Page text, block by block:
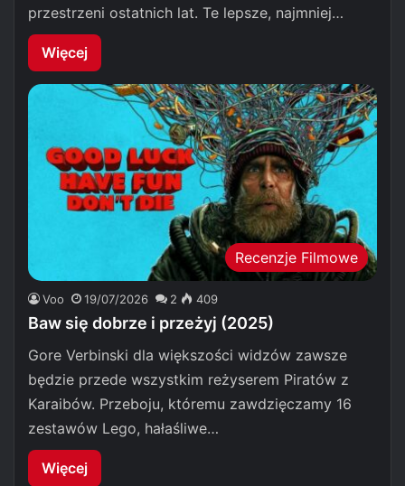
przestrzeni ostatnich lat. Te lepsze, najmniej…
Więcej
Recenzje Filmowe
Voo 19/07/2026 2 409
Baw się dobrze i przeżyj (2025)
Gore Verbinski dla większości widzów zawsze
będzie przede wszystkim reżyserem Piratów z
Karaibów. Przeboju, któremu zawdzięczamy 16
zestawów Lego, hałaśliwe…
Więcej